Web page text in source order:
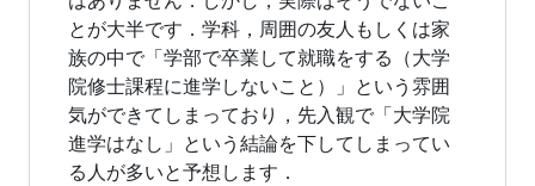
とが大半です．学科，周囲の友人もしくは家
族の中で「学部で卒業して就職をする（大学
院修士課程に進学しないこと）」という雰囲
気ができてしまっており，先入観で「大学院
進学はなし」という結論を下してしまってい
る人が多いと予想します．